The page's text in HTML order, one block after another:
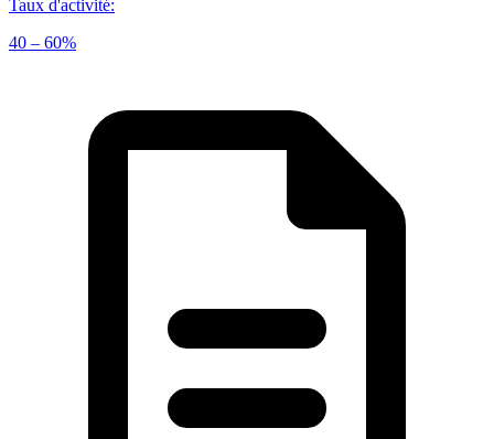
Taux d'activité:
40 – 60%